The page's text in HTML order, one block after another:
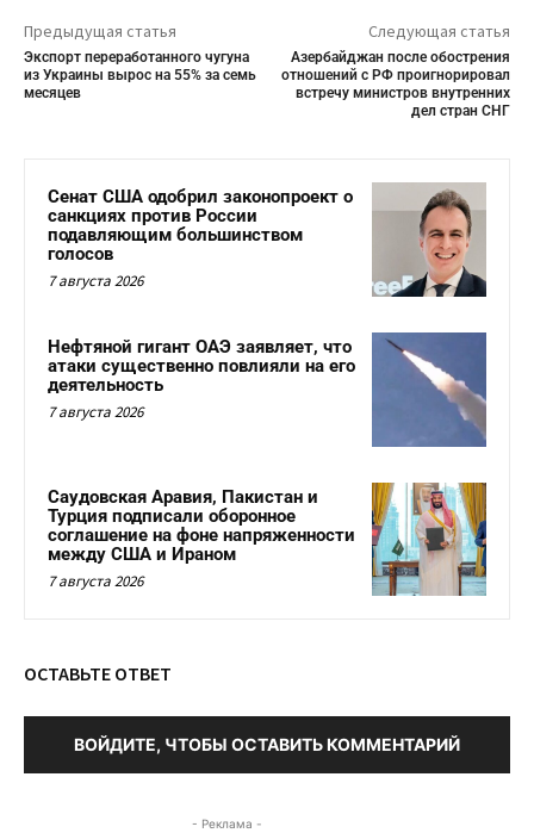
Предыдущая статья
Экспорт переработанного чугуна
из Украины вырос на 55% за семь
месяцев
Следующая статья
Азербайджан после обострения
отношений с РФ проигнорировал
встречу министров внутренних
дел стран СНГ
Сенат США одобрил законопроект о
санкциях против России
подавляющим большинством
голосов
7 августа 2026
Нефтяной гигант ОАЭ заявляет, что
атаки существенно повлияли на его
деятельность
7 августа 2026
Саудовская Аравия, Пакистан и
Турция подписали оборонное
соглашение на фоне напряженности
между США и Ираном
7 августа 2026
ОСТАВЬТЕ ОТВЕТ
ВОЙДИТЕ, ЧТОБЫ ОСТАВИТЬ КОММЕНТАРИЙ
- Реклама -